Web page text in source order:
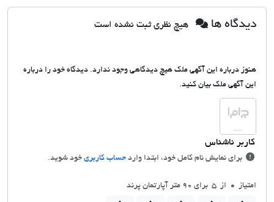
دیدگاه ها هیچ نظری ثبت نشده است
هنوز درباره این آگهی ملک هیچ دیدگاهی وجود ندارد. دیدگاه خود را درباره
این آگهی ملک بیان کنید.
برای نمایش نام کامل خود، ابتدا وارد حساب کاربری خود شوید.
امتیاز 0 از 5 برای 90 متر آپارتمان پرند